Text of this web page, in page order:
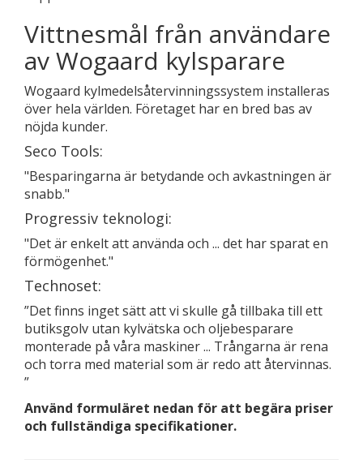
Vittnesmål från användare
av Wogaard kylsparare
Wogaard kylmedelsåtervinningssystem installeras
över hela världen. Företaget har en bred bas av
nöjda kunder.
Seco Tools:
"Besparingarna är betydande och avkastningen är
snabb."
Progressiv teknologi:
"Det är enkelt att använda och ... det har sparat en
förmögenhet."
Technoset:
”Det finns inget sätt att vi skulle gå tillbaka till ett
butiksgolv utan kylvätska och oljebesparare
monterade på våra maskiner ... Trångarna är rena
och torra med material som är redo att återvinnas.
”
Använd formuläret nedan för att begära priser
och fullständiga specifikationer.